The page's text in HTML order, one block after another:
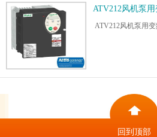
ATV212风机泵
ATV212风机泵用
回到顶部